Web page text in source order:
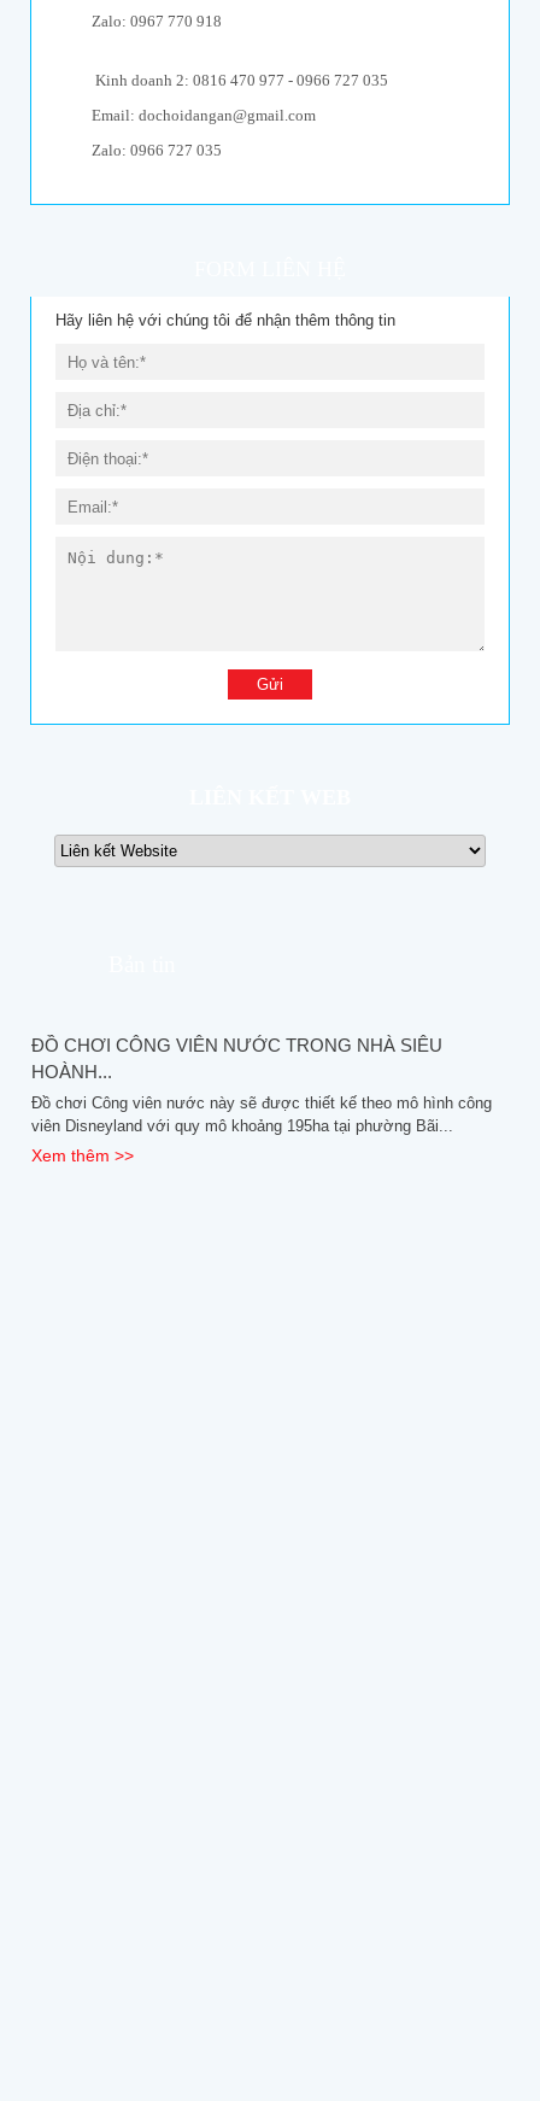
Zalo: 0967 770 918
Kinh doanh 2: 0816 470 977 - 0966 727 035
Email: dochoidangan@gmail.com
Zalo: 0966 727 035
Hãy liên hệ với chúng tôi để nhận thêm thông tin
ĐỒ CHƠI CÔNG VIÊN NƯỚC TRONG NHÀ SIÊU
HOÀNH...
Đồ chơi Công viên nước này sẽ được thiết kế theo mô hình công
viên Disneyland với quy mô khoảng 195ha tại phường Bãi...
Xem thêm >>